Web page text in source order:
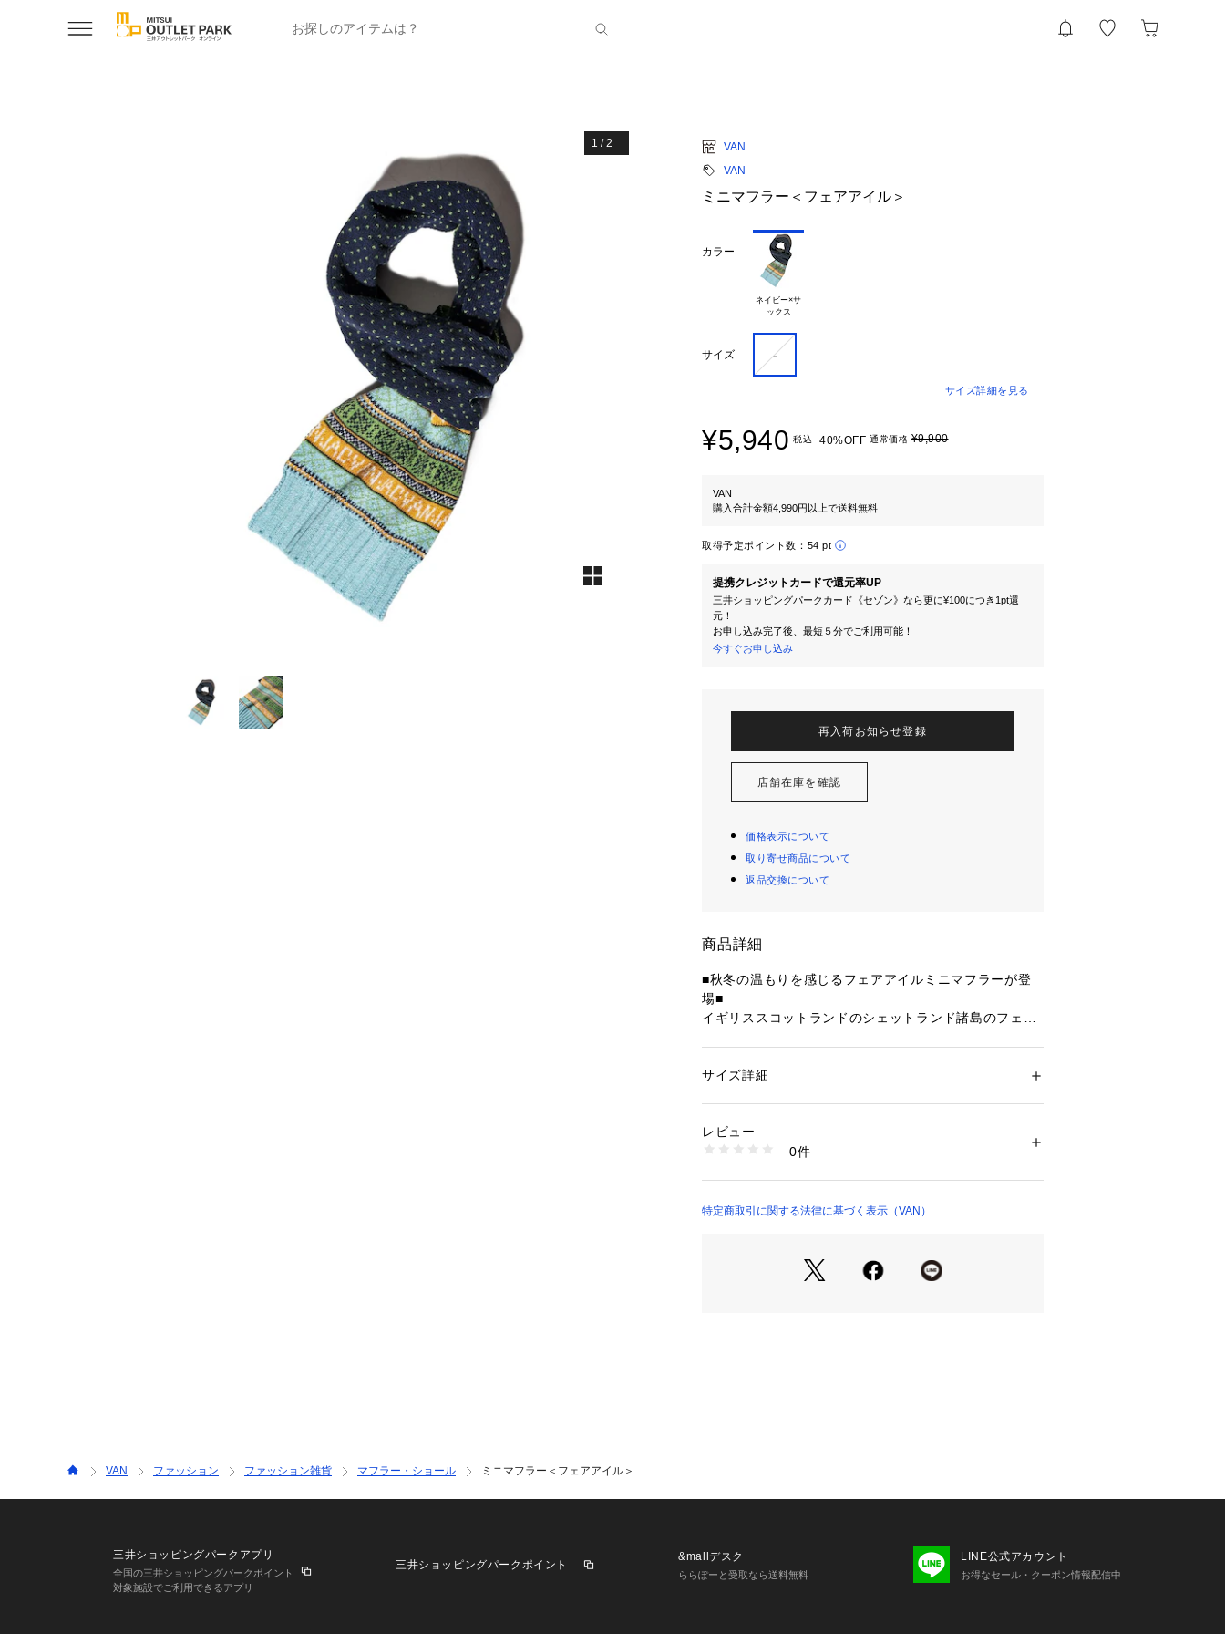
お探しのアイテムは？
1 /2
VAN
VAN
ミニマフラー＜フェアアイル＞
カラー
ネイビー×サ
サイズ -
サイズ詳細を見る
¥5,940 税込 40%OFF 通常価格¥9,900
VAN
購入合計金額4,990円以上で送料無料
取得予定ポイント数： 54 pt
提携クレジットカードで還元率UP
三井ショッピングパークカード《セゾン》なら更に¥100につき1pt還
元！
お申し込み完了後、最短５分でご利用可能！
今すぐお申し込み
再入荷お知らせ登録
店舗在庫を確認
価格表示について
取り寄せ商品について
返品交換について
商品詳細
■秋冬の温もりを感じるフェアアイルミニマフラーが登
場■
イギリススコットランドのシェットランド諸島のフェア
見えるとコーディネートのアクセントになります。片側
す。
性別：レディース
毛2%
SC052454 （ショップ）
サイズ詳細
レビュー
0件
特定商取引に関する法律に基づく表示（VAN）
VAN ファッション ファッション雑貨 マフラー・ショール ミニマフラー＜フェアアイル＞
三井ショッピングパークアプリ
全国の三井ショッピングパークポイント
対象施設でご利用できるアプリ
三井ショッピングパークポイント
&mallデスク
ららぽーと受取なら送料無料
LINE公式アカウント
お得なセール・クーポン情報配信中